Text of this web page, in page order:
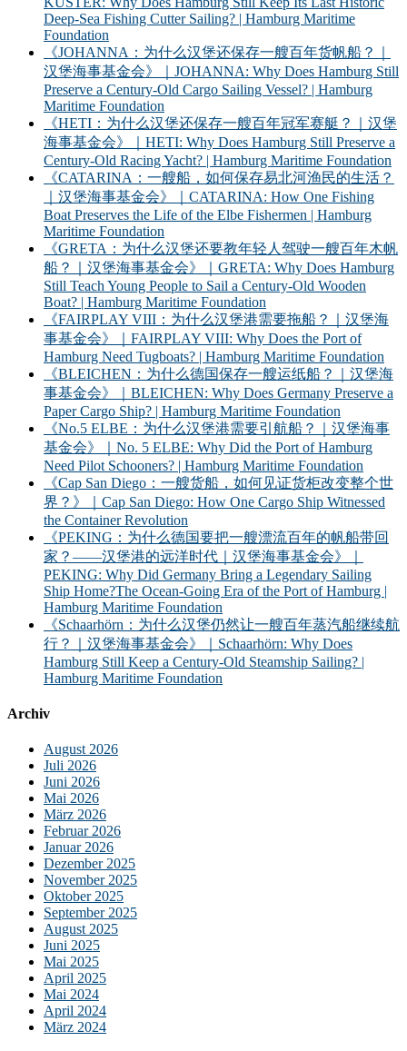
Deep-Sea Fishing Cutter Sailing? | Hamburg Maritime
Foundation
《JOHANNA：为什么汉堡还保存一艘百年货帆船？｜
汉堡海事基金会》｜JOHANNA: Why Does Hamburg Still
Preserve a Century-Old Cargo Sailing Vessel? | Hamburg
Maritime Foundation
《HETI：为什么汉堡还保存一艘百年冠军赛艇？｜汉堡
海事基金会》｜HETI: Why Does Hamburg Still Preserve a
Century-Old Racing Yacht? | Hamburg Maritime Foundation
《CATARINA：一艘船，如何保存易北河渔民的生活？
｜汉堡海事基金会》｜CATARINA: How One Fishing
Boat Preserves the Life of the Elbe Fishermen | Hamburg
Maritime Foundation
《GRETA：为什么汉堡还要教年轻人驾驶一艘百年木帆
船？｜汉堡海事基金会》｜GRETA: Why Does Hamburg
Still Teach Young People to Sail a Century-Old Wooden
Boat? | Hamburg Maritime Foundation
《FAIRPLAY VIII：为什么汉堡港需要拖船？｜汉堡海
事基金会》｜FAIRPLAY VIII: Why Does the Port of
Hamburg Need Tugboats? | Hamburg Maritime Foundation
《BLEICHEN：为什么德国保存一艘运纸船？｜汉堡海
事基金会》｜BLEICHEN: Why Does Germany Preserve a
Paper Cargo Ship? | Hamburg Maritime Foundation
《No.5 ELBE：为什么汉堡港需要引航船？｜汉堡海事
基金会》｜No. 5 ELBE: Why Did the Port of Hamburg
Need Pilot Schooners? | Hamburg Maritime Foundation
《Cap San Diego：一艘货船，如何见证货柜改变整个世
界？》｜Cap San Diego: How One Cargo Ship Witnessed
the Container Revolution
《PEKING：为什么德国要把一艘漂流百年的帆船带回
家？——汉堡港的远洋时代｜汉堡海事基金会》｜
PEKING: Why Did Germany Bring a Legendary Sailing
Ship Home?The Ocean-Going Era of the Port of Hamburg |
Hamburg Maritime Foundation
《Schaarhörn：为什么汉堡仍然让一艘百年蒸汽船继续航
行？｜汉堡海事基金会》｜Schaarhörn: Why Does
Hamburg Still Keep a Century-Old Steamship Sailing? |
Hamburg Maritime Foundation
Archiv
August 2026
Juli 2026
Juni 2026
Mai 2026
März 2026
Februar 2026
Januar 2026
Dezember 2025
November 2025
Oktober 2025
September 2025
August 2025
Juni 2025
Mai 2025
April 2025
Mai 2024
April 2024
März 2024